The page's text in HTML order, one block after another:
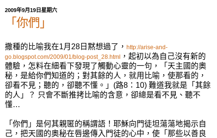
2009年9月19日星期六
「你們」
撒種的比喻我在1月28日黙想過了， http://arise-and-
go.blogspot.com/2009/01/blog-post_28.html ，起初以為自己沒有新的
體驗，怎料在細看下發現了觸動心靈的一句，「天主國的奧
秘，是給你們知道的；對其餘的人，就用比喻，使那看的，
卻看不見；聽的，卻聽不懂。」(路8：10) 難道我就是「其餘
的人」？ 只會不斷推拷比喻的含意，卻總是看不見、聽不
懂…
「你們」是何其親匿的稱謂語！耶穌向門徒坦蕩蕩地揭示自
己，把天國的奧秘在唇邊傳入門徒的心中，使「那些以善良